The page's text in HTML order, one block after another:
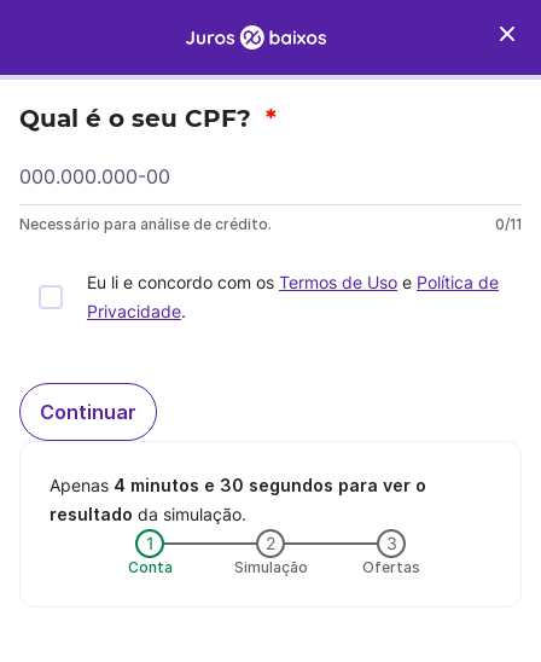
Qual é o seu CPF? *
Necessário para análise de crédito. 0/11
Eu li e concordo com os Termos de Uso e Política de
Privacidade.
Continuar
Apenas 4 minutos e 30 segundos para ver o
resultado da simulação.
1
Conta
2
Simulação
3
Ofertas